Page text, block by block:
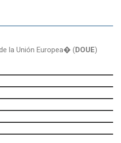
la Unión Europea� (DOUE)